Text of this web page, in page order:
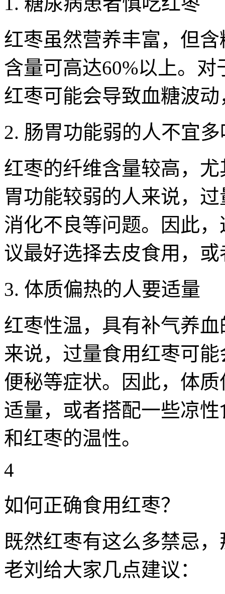
红枣虽然营养丰富，但
含量可高达60%以上。
红枣可能会导致血糖波
2. 肠胃功能弱的人不宜多
红枣的纤维含量较高，
胃功能较弱的人来说，
消化不良等问题。因此
议最好选择去皮食用，
3. 体质偏热的人要适量
红枣性温，具有补气养
来说，过量食用红枣可
便秘等症状。因此，体
适量，或者搭配一些凉
和红枣的温性。
4
如何正确食用红枣？
既然红枣有这么多禁忌
老刘给大家几点建议：